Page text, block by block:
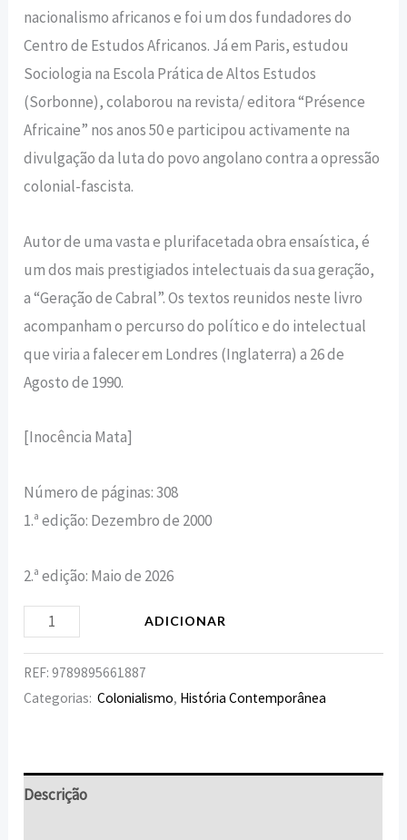
nacionalismo africanos e foi um dos fundadores do
Centro de Estudos Africanos. Já em Paris, estudou
Sociologia na Escola Prática de Altos Estudos
(Sorbonne), colaborou na revista/ editora “Présence
Africaine” nos anos 50 e participou activamente na
divulgação da luta do povo angolano contra a opressão
colonial-fascista.
Autor de uma vasta e plurifacetada obra ensaística, é
um dos mais prestigiados intelectuais da sua geração,
a “Geração de Cabral”. Os textos reunidos neste livro
acompanham o percurso do político e do intelectual
que viria a falecer em Londres (Inglaterra) a 26 de
Agosto de 1990.
[Inocência Mata]
Número de páginas: 308
1.ª edição: Dezembro de 2000
2.ª edição: Maio de 2026
ADICIONAR
REF:9789895661887
Categorias: Colonialismo, História Contemporânea
Descrição